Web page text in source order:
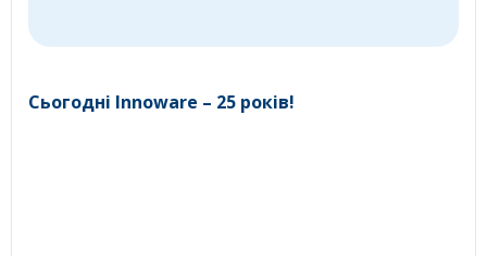
Сьогодні Innoware – 25 років!